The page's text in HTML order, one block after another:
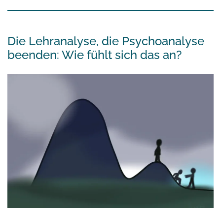
Die Lehranalyse, die Psychoanalyse
beenden: Wie fühlt sich das an?